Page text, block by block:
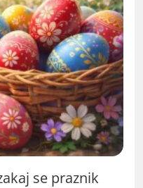
se praznik